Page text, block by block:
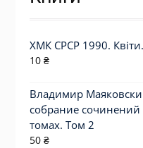
ХМК СРСР 1990.
10 ₴
Владимир
собрание сочинений
томах. Том 2
50 ₴